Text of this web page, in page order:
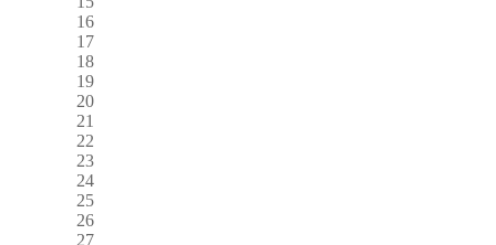
16
17
18
19
20
21
22
23
24
25
26
27